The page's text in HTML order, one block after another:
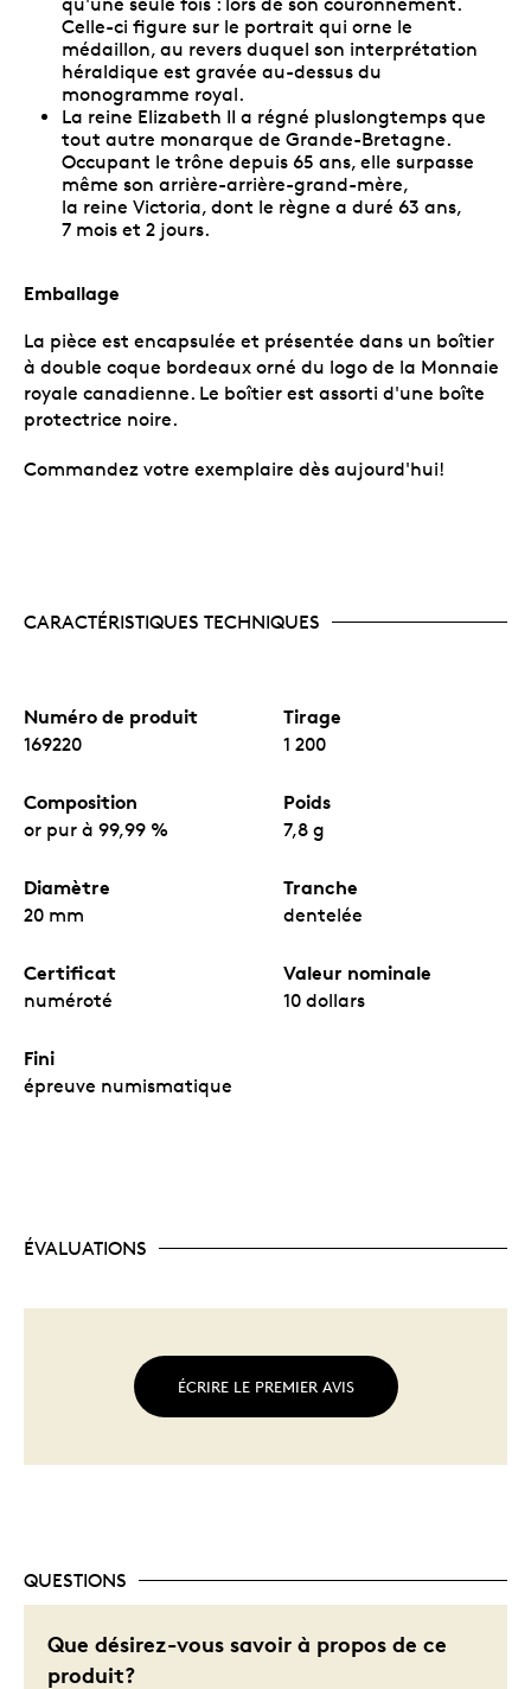
Celle-ci figure sur le portrait qui orne le
médaillon, au revers duquel son interprétation
héraldique est gravée au-dessus du
monogramme royal.
La reine Elizabeth II a régné pluslongtemps que
tout autre monarque de Grande-Bretagne.
Occupant le trône depuis 65 ans, elle surpasse
même son arrière-arrière-grand-mère,
la reine Victoria, dont le règne a duré 63 ans,
7 mois et 2 jours.
Emballage
La pièce est encapsulée et présentée dans un boîtier
à double coque bordeaux orné du logo de la Monnaie
royale canadienne. Le boîtier est assorti d'une boîte
protectrice noire.
Commandez votre exemplaire dès aujourd'hui!
CARACTÉRISTIQUES TECHNIQUES
Numéro de produit
169220
Tirage
1 200
Composition
or pur à 99,99 %
Poids
7,8 g
Diamètre
20 mm
Tranche
dentelée
Certificat
numéroté
Valeur nominale
10 dollars
Fini
épreuve numismatique
ÉVALUATIONS
ÉCRIRE LE PREMIER AVIS
QUESTIONS
Que désirez-vous savoir à propos de ce
produit?